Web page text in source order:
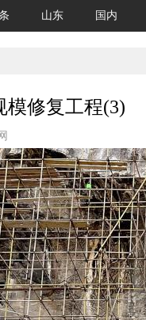
山东 国内
模修复工程(3)